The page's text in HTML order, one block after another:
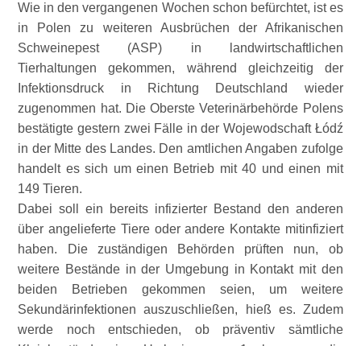
Wie in den vergangenen Wochen schon befürchtet, ist es
in Polen zu weiteren Ausbrüchen der Afrikanischen
Schweinepest (ASP) in landwirtschaftlichen
Tierhaltungen gekommen, während gleichzeitig der
Infektionsdruck in Richtung Deutschland wieder
zugenommen hat. Die Oberste Veterinärbehörde Polens
bestätigte gestern zwei Fälle in der Wojewodschaft Łódź
in der Mitte des Landes. Den amtlichen Angaben zufolge
handelt es sich um einen Betrieb mit 40 und einen mit
149 Tieren.
Dabei soll ein bereits infizierter Bestand den anderen
über angelieferte Tiere oder andere Kontakte mitinfiziert
haben. Die zuständigen Behörden prüften nun, ob
weitere Bestände in der Umgebung in Kontakt mit den
beiden Betrieben gekommen seien, um weitere
Sekundärinfektionen auszuschließen, hieß es. Zudem
werde noch entschieden, ob präventiv sämtliche